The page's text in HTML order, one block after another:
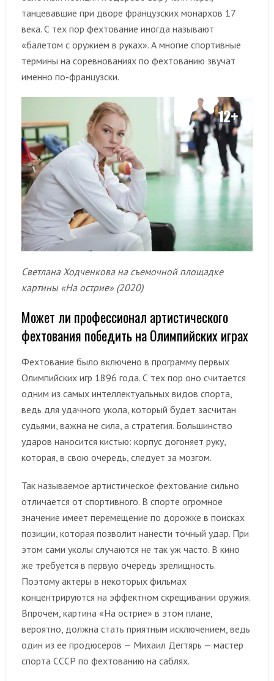
танцевавшие при дворе французских монархов 17
века. С тех пор фехтование иногда называют
«балетом с оружием в руках». А многие спортивные
термины на соревнованиях по фехтованию звучат
именно по-французски.
Светлана Ходченкова на съемочной площадке
картины «На острие» (2020)
Может ли профессионал артистического
фехтования победить на Олимпийских играх
Фехтование было включено в программу первых
Олимпийских игр 1896 года. С тех пор оно считается
одним из самых интеллектуальных видов спорта,
ведь для удачного укола, который будет засчитан
судьями, важна не сила, а стратегия. Большинство
ударов наносится кистью: корпус догоняет руку,
которая, в свою очередь, следует за мозгом.
Так называемое артистическое фехтование сильно
отличается от спортивного. В спорте огромное
значение имеет перемещение по дорожке в поисках
позиции, которая позволит нанести точный удар. При
этом сами уколы случаются не так уж часто. В кино
же требуется в первую очередь зрелищность.
Поэтому актеры в некоторых фильмах
концентрируются на эффектном скрещивании оружия.
Впрочем, картина «На острие» в этом плане,
вероятно, должна стать приятным исключением, ведь
один из ее продюсеров — Михаил Дегтярь — мастер
спорта СССР по фехтованию на саблях.